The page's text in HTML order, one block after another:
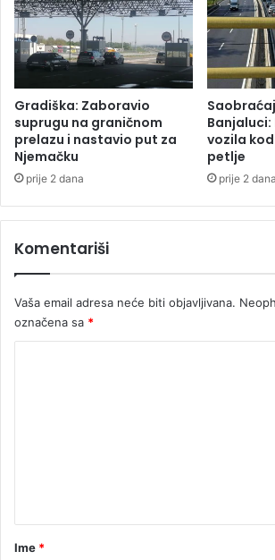
Gradiška: Zaboravio
suprugu na graničnom
prelazu i nastavio put za
Njemačku
prije 2 dana
Banjaluci:
vozila
petlje
prije 2 dana
Komentariši
Vaša email adresa neće biti objavljivana.
označena sa *
rIme *